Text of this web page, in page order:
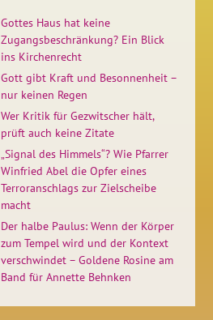
Gottes Haus hat keine
Zugangsbeschränkung? Ein Blick
ins Kirchenrecht
Gott gibt Kraft und Besonnenheit –
nur keinen Regen
Wer Kritik für Gezwitscher hält,
prüft auch keine Zitate
„Signal des Himmels“? Wie Pfarrer
Winfried Abel die Opfer eines
Terroranschlags zur Zielscheibe
macht
Der halbe Paulus: Wenn der Körper
zum Tempel wird und der Kontext
verschwindet – Goldene Rosine am
Band für Annette Behnken